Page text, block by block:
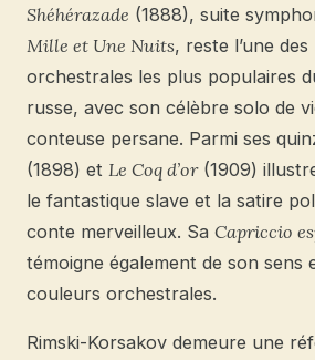
Shéhérazade (1888), suite
Mille et Une Nuits, reste l’une des
orchestrales les plus populaires
russe, avec son célèbre solo de
conteuse persane. Parmi ses
(1898) et Le Coq d’or(1909)
le fantastique slave et la satire
conte merveilleux. Sa Capriccio
témoigne également de son sens
couleurs orchestrales.
Rimski-Korsakov demeure une